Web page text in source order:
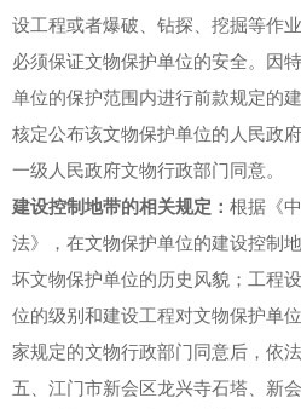
设工程或者爆破、钻探、挖掘等作
必须保证文物保护单位的安全。因
单位的保护范围内进行前款规定的
核定公布该文物保护单位的人民政
一级人民政府文物行政部门同意。
建设控制地带的相关规定 ： 根据《
法》，在文物保护单位的建设控制
坏文物保护单位的历史风貌；工程
位的级别和建设工程对文物保护单
家规定的文物行政部门同意后，依
五、江门市新会区龙兴寺石塔、新